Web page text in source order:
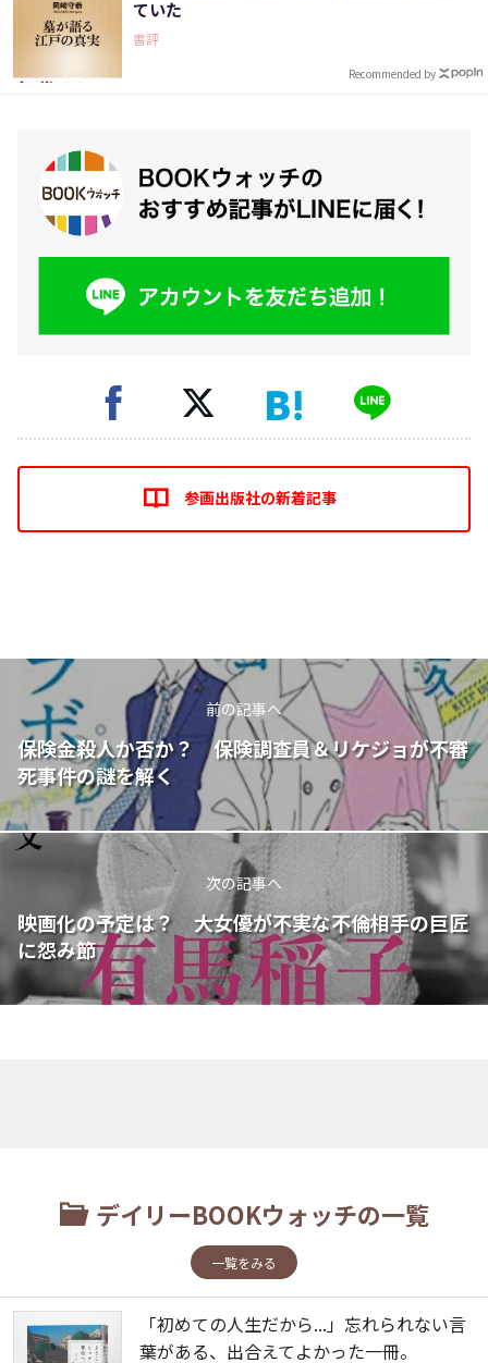
ていた
書評
Recommended by
参画出版社の新着記事
前の記事へ
保険金殺人か否か？ 保険調査員＆リケジョが不審
死事件の謎を解く
次の記事へ
映画化の予定は？ 大女優が不実な不倫相手の巨匠
に怨み節
デイリーBOOKウォッチの一覧
一覧をみる
「初めての人生だから...」忘れられない言
葉がある、出合えてよかった一冊。